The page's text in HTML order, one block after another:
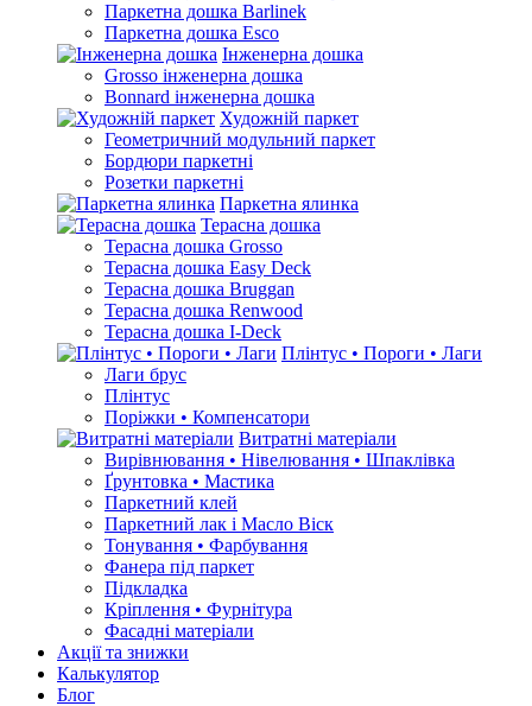
Паркетна дошка Barlinek
Паркетна дошка Esco
Інженерна дошка
Grosso інженерна дошка
Bonnard інженерна дошка
Художній паркет
Геометричний модульний паркет
Бордюри паркетні
Розетки паркетні
Паркетна ялинка
Терасна дошка
Терасна дошка Grosso
Терасна дошка Easy Deck
Терасна дошка Bruggan
Терасна дошка Renwood
Терасна дошка I-Deck
Плінтус • Пороги • Лаги
Лаги брус
Плінтус
Поріжки • Компенсатори
Витратні матеріали
Вирівнювання • Нівелювання • Шпаклівка
Ґрунтовкa • Мастика
Паркетний клей
Паркетний лак і Масло Віск
Тонування • Фарбування
Фанера під паркет
Підкладка
Кріплення • Фурнітура
Фасадні матеріали
Акції та знижки
Калькулятор
Блог